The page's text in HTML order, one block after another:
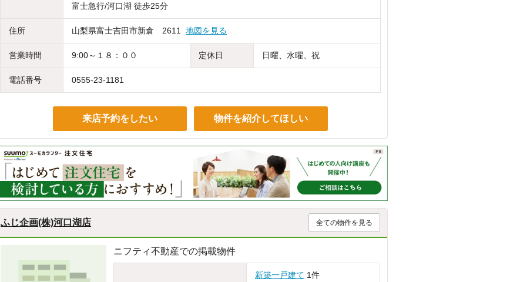
富士急行/河口湖 徒歩25分
住所 山梨県富士吉田市新倉 2611 地図を見る
営業時間 9:00～１８：００ 定休日 日曜、水曜、祝
電話番号 0555-23-1181
来店予約をしたい 物件を紹介してほしい
ふじ企画(株)河口湖店 全ての物件を見る
ニフティ不動産での掲載物件
新築一戸建て 1件